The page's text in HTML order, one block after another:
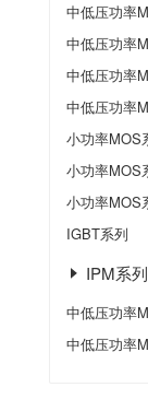
中低压功率
中低压功率
中低压功率
中低压功率
小功率MOS
小功率MOS
小功率MOS
IGBT系列
IPM系列
中低压功率
中低压功率